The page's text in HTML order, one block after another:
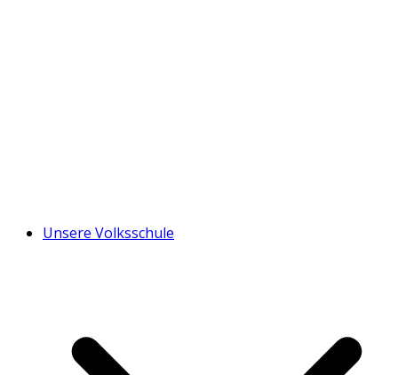
Unsere Volksschule